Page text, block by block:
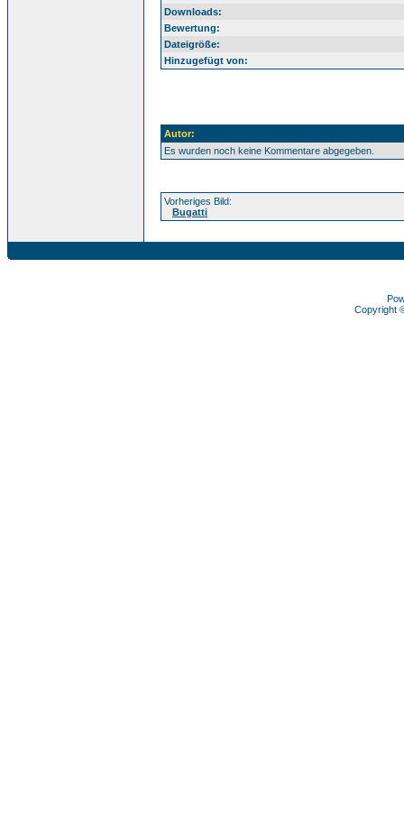
Downloads:
Bewertung:
Dateigröße:
Hinzugefügt von:
Autor:
Es wurden noch keine Kommentare abgegeben.
Vorheriges Bild:
Bugatti
Copyright